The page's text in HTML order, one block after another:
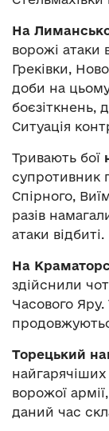
На
ворожі атаки
Греківки,
доби на
боєзіткнень,
Ситуація
Тривають бої
супротивник
Спірного,
разів
атаки відбиті.
На
здійснили
Часового Яру.
Торецький
ворожої
даний час